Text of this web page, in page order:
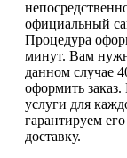
официальный
Процедура
минут. Вам
данном случае
оформить
услуги для
гарантируем
доставку.